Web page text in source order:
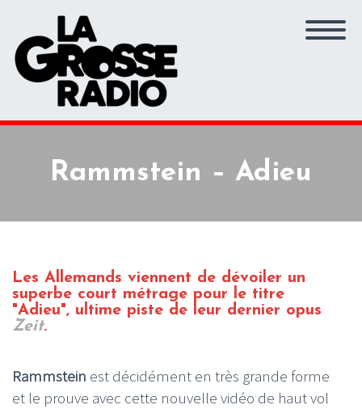
Rammstein – Adieu
Les Allemands viennent de dévoiler un
superbe court métrage pour le titre
"Adieu", ultime piste de leur dernier opus
Zeit.
Rammstein est décidément en très grande forme
et le prouve avec cette nouvelle vidéo de haut vol